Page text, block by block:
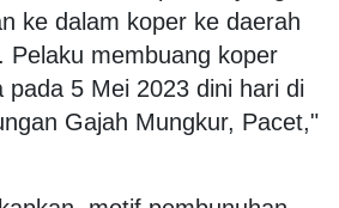
ke dalam koper ke daerah
Pelaku membuang koper
5 Mei 2023 dini hari di
Gajah Mungkur, Pacet,"